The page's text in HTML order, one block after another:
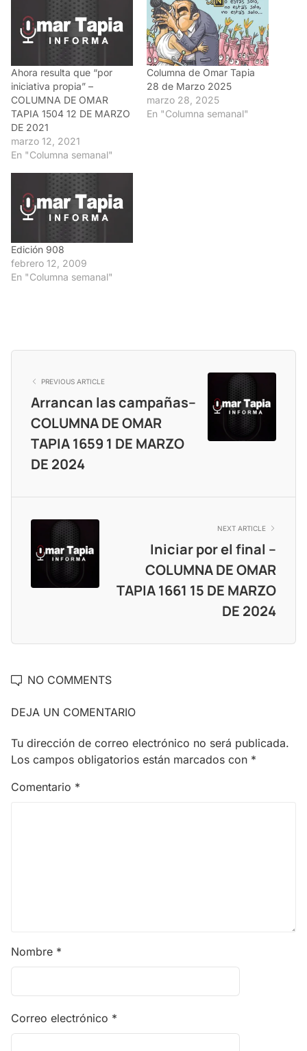
Ahora resulta que “por
iniciativa propia” –
COLUMNA DE OMAR
TAPIA 1504 12 DE MARZO
DE 2021
marzo 12, 2021
En "Columna semanal"
Columna de Omar Tapia
28 de Marzo 2025
marzo 28, 2025
En "Columna semanal"
Edición 908
febrero 12, 2009
En "Columna semanal"
PREVIOUS ARTICLE
Arrancan las campañas–
COLUMNA DE OMAR
TAPIA 1659 1 DE MARZO
DE 2024
NEXT ARTICLE
Iniciar por el final –
COLUMNA DE OMAR
TAPIA 1661 15 DE MARZO
DE 2024
NO COMMENTS
DEJA UN COMENTARIO
Tu dirección de correo electrónico no será publicada.
Los campos obligatorios están marcados con *
Comentario *
Nombre *
Correo electrónico *